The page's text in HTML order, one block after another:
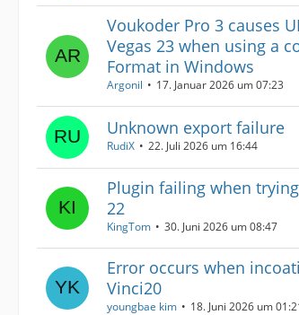
Voukoder Pro 3 causes
Vegas 23 when using a
Format in Windows
Argonil 17. Januar 2026 um 07:23
Unknown export failure
RudiX 22. Juli 2026 um 16:44
Plugin failing when
22
KingTom 30. Juni 2026 um 08:47
Error occurs when
Vinci20
youngbae kim 18. Juni 2026 um